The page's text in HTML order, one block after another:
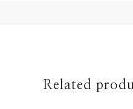
Related